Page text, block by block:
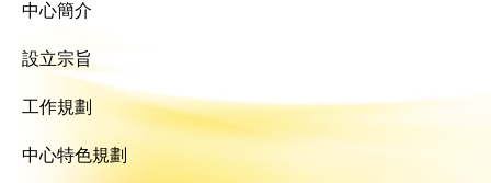
中心簡介
設立宗旨
工作規劃
中心特色規劃